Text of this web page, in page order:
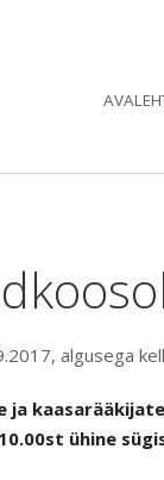
algusega
ja
ühine